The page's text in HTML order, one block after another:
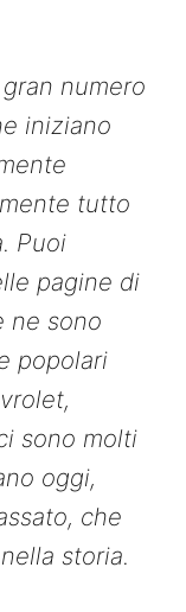
numero
iniziano
tutto
Puoi
pagine di
ne sono
popolari
sono molti
oggi,
che
storia.